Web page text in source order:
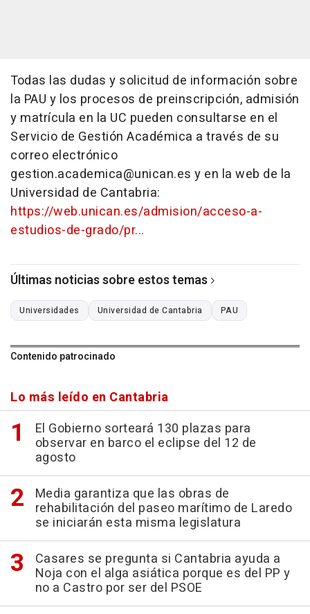
Todas las dudas y solicitud de información sobre
la PAU y los procesos de preinscripción, admisión
y matrícula en la UC pueden consultarse en el
Servicio de Gestión Académica a través de su
correo electrónico
gestion.academica@unican.es y en la web de la
Universidad de Cantabria:
https://web.unican.es/admision/acceso-a-
estudios-de-grado/pr...
Últimas noticias sobre estos temas
Universidades Universidad de Cantabria PAU
Contenido patrocinado
Lo más leído en Cantabria
El Gobierno sorteará 130 plazas para
observar en barco el eclipse del 12 de
agosto
Media garantiza que las obras de
rehabilitación del paseo marítimo de Laredo
se iniciarán esta misma legislatura
Casares se pregunta si Cantabria ayuda a
Noja con el alga asiática porque es del PP y
no a Castro por ser del PSOE